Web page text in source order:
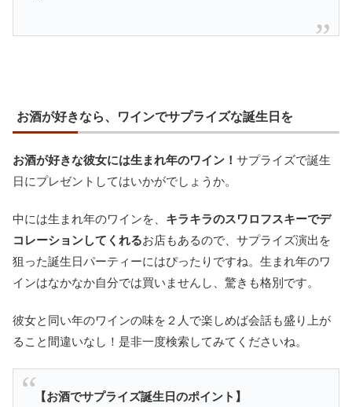
お酒が好きなら、ワインでサプライズな誕生日を
お酒が好きな彼女には生まれ年のワイン！ サプライズで誕生
日にプレゼントしてはいかがでしょうか。
中には生まれ年のワインを、 キラキラのスワロフスキーでデ
コレーションしてくれるお店もあるので、サプライズ演出を
狙った誕生日パーティーにはぴったりですね。生まれ年のワ
インはなかなか自分では買いませんし、驚きも格別です。
彼女と同い年のワインの味を２人で楽しめば会話も盛り上が
ること間違いなし！是非一度検索してみてくださいね。
【お酒でサプライズ誕生日のポイント】